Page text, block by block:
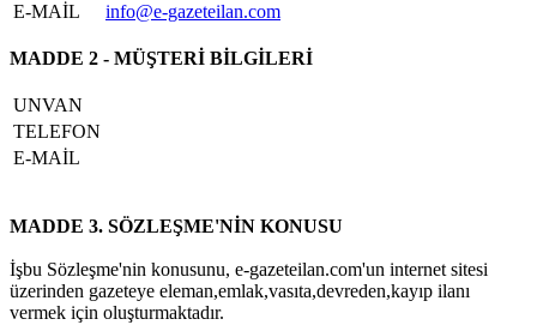
E-MAİL
info@e-gazeteilan.com
MADDE 2 - MÜŞTERİ BİLGİLERİ
UNVAN
TELEFON
E-MAİL
MADDE 3. SÖZLEŞME'NİN KONUSU
İşbu Sözleşme'nin konusunu, e-gazeteilan.com'un internet sitesi
üzerinden gazeteye eleman,emlak,vasıta,devreden,kayıp ilanı
vermek için oluşturmaktadır.